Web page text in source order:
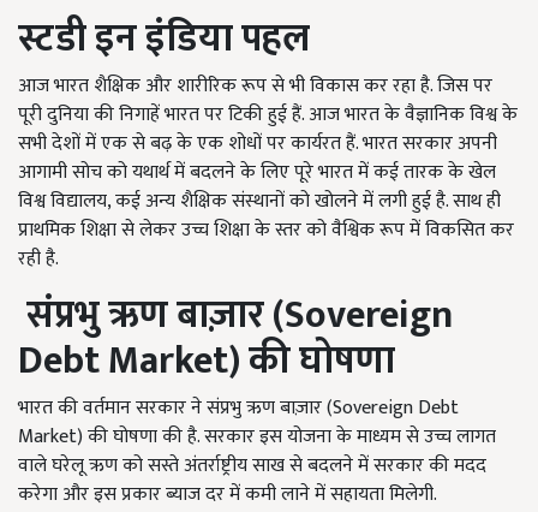
स्टडी इन इंडिया पहल
आज भारत शैक्षिक और शारीरिक रूप से भी विकास कर रहा है. जिस पर
पूरी दुनिया की निगाहें भारत पर टिकी हुई हैं. आज भारत के वैज्ञानिक विश्व के
सभी देशों में एक से बढ़ के एक शोधों पर कार्यरत हैं. भारत सरकार अपनी
आगामी सोच को यथार्थ में बदलने के लिए पूरे भारत में कई तारक के खेल
विश्व विद्यालय, कई अन्य शैक्षिक संस्थानों को खोलने में लगी हुई है. साथ ही
प्राथमिक शिक्षा से लेकर उच्च शिक्षा के स्तर को वैश्विक रूप में विकसित कर
रही है.
संप्रभु ऋण बाज़ार (Sovereign
Debt Market)की घोषणा
भारत की वर्तमान सरकार ने संप्रभु ऋण बाज़ार (Sovereign Debt
Market) की घोषणा की है. सरकार इस योजना के माध्यम से उच्च लागत
वाले घरेलू ऋण को सस्ते अंतर्राष्ट्रीय साख से बदलने में सरकार की मदद
करेगा और इस प्रकार ब्याज दर में कमी लाने में सहायता मिलेगी.